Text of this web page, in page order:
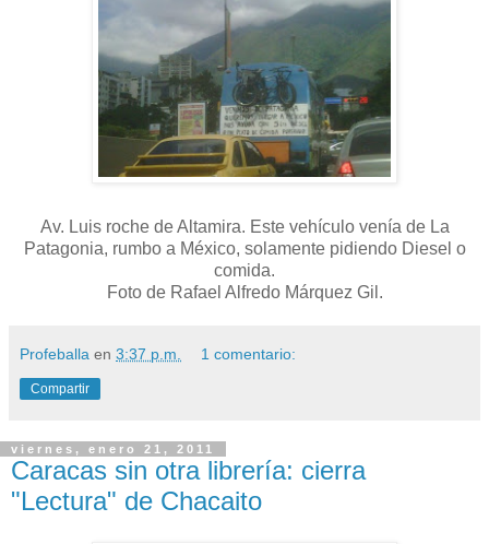
Av. Luis roche de Altamira. Este vehículo venía de La
Patagonia, rumbo a México, solamente pidiendo Diesel o
comida.
Foto de Rafael Alfredo Márquez Gil.
Profeballa en 3:37 p.m. 1 comentario:
Compartir
viernes, enero 21, 2011
Caracas sin otra librería: cierra
"Lectura" de Chacaito